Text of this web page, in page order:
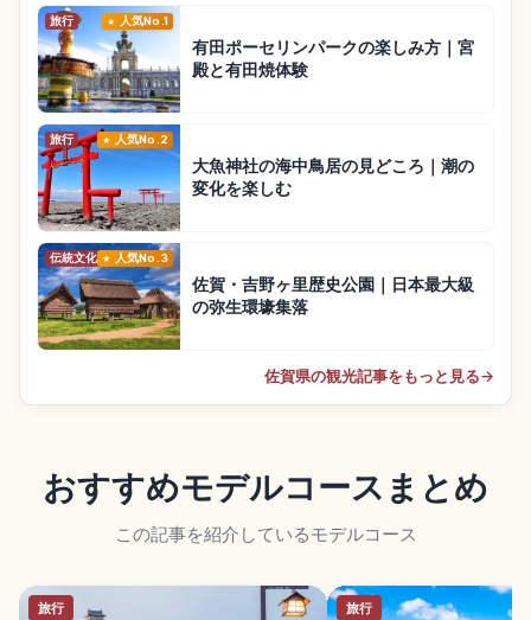
旅行 人気No.1
有田ポーセリンパークの楽しみ方｜宮
殿と有田焼体験
旅行 人気No.2
大魚神社の海中鳥居の見どころ｜潮の
変化を楽しむ
伝統文化 人気No.3
佐賀・吉野ヶ里歴史公園｜日本最大級
の弥生環壕集落
佐賀県の観光記事をもっと見る→
おすすめモデルコースまとめ
この記事を紹介しているモデルコース
旅行 旅行